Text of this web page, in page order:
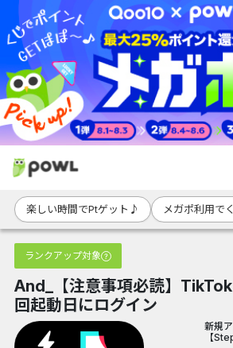
楽しい時間でPtゲット♪ メガポ利用で
ランクアップ対象
And_【注意事項必読】
回起動日にログイン
新規
【